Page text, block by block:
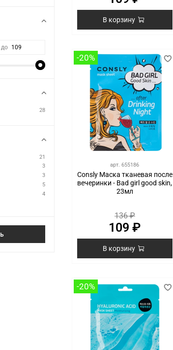
В корзину
-20%
арт.655186
Consly Маска тканевая после
вечеринки - Bad girl good skin,
23мл
136 ₽
109 ₽
В корзину
-20%
до
28
21
3
3
5
4